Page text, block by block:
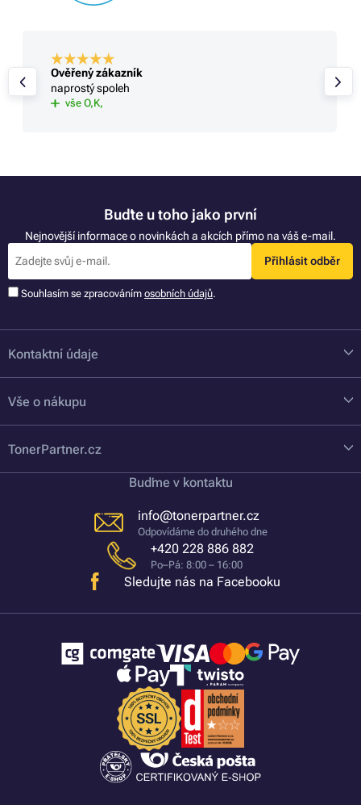
Ověřený zákazník
naprostý spoleh
vše O,K,
Buďte u toho jako první
Nejnovější informace o novinkách a akcích přímo na váš e-mail.
Přihlásit odběr
Souhlasím se zpracováním osobních údajů.
Kontaktní údaje
Vše o nákupu
TonerPartner.cz
Buďme v kontaktu
info@tonerpartner.cz
Odpovídáme do druhého dne
+420 228 886 882
Po–Pá: 8:00 – 16:00
Sledujte nás na Facebooku